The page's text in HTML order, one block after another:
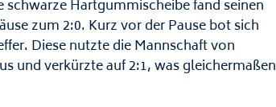
Hartgummischeibe fand seinen
zum 2:0. Kurz vor der Pause bot sich
Diese nutzte die Mannschaft von
und verkürzte auf 2:1, was gleichermaßen